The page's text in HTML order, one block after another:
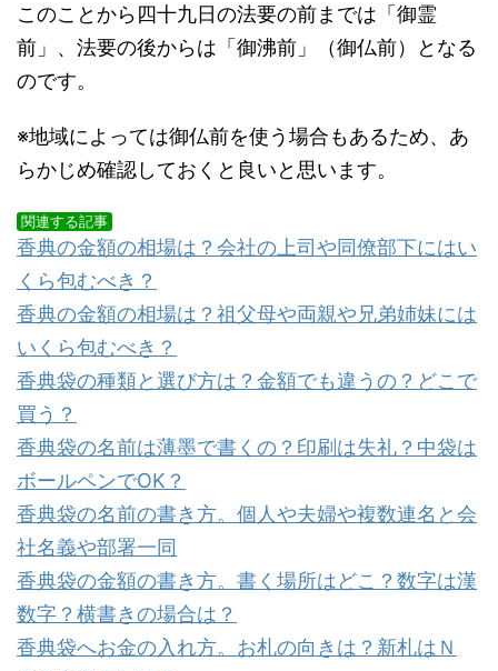
このことから四十九日の法要の前までは「御霊
前」、法要の後からは「御沸前」（御仏前）となる
のです。
※地域によっては御仏前を使う場合もあるため、あ
らかじめ確認しておくと良いと思います。
関連する記事
香典の金額の相場は？会社の上司や同僚部下にはい
くら包むべき？
香典の金額の相場は？祖父母や両親や兄弟姉妹には
いくら包むべき？
香典袋の種類と選び方は？金額でも違うの？どこで
買う？
香典袋の名前は薄墨で書くの？印刷は失礼？中袋は
ボールペンでOK？
香典袋の名前の書き方。個人や夫婦や複数連名と会
社名義や部署一同
香典袋の金額の書き方。書く場所はどこ？数字は漢
数字？横書きの場合は？
香典袋へお金の入れ方。お札の向きは？新札はＮ